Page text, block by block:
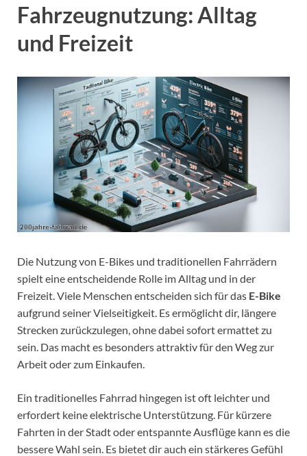
Fahrzeugnutzung: Alltag
und Freizeit
Die Nutzung von E-Bikes und traditionellen Fahrrädern
spielt eine entscheidende Rolle im Alltag und in der
Freizeit. Viele Menschen entscheiden sich für das E-Bike
aufgrund seiner Vielseitigkeit. Es ermöglicht dir, längere
Strecken zurückzulegen, ohne dabei sofort ermattet zu
sein. Das macht es besonders attraktiv für den Weg zur
Arbeit oder zum Einkaufen.
Ein traditionelles Fahrrad hingegen ist oft leichter und
erfordert keine elektrische Unterstützung. Für kürzere
Fahrten in der Stadt oder entspannte Ausflüge kann es die
bessere Wahl sein. Es bietet dir auch ein stärkeres Gefühl